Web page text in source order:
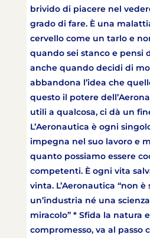
brivido di piacere nel
grado di fare. È una
cervello come un tarlo e
quando sei stanco e pensi
anche quando decidi di
abbandona l’idea che
questo il potere
utili a qualcosa, ci dà un
L’Aeronautica è ogni
impegna nel suo lavoro e
quanto possiamo essere
competenti. È ogni vita
vinta. L’Aeronautica “non è
un’industria né una
miracolo” * Sfida la natura
compromesso, va al passo